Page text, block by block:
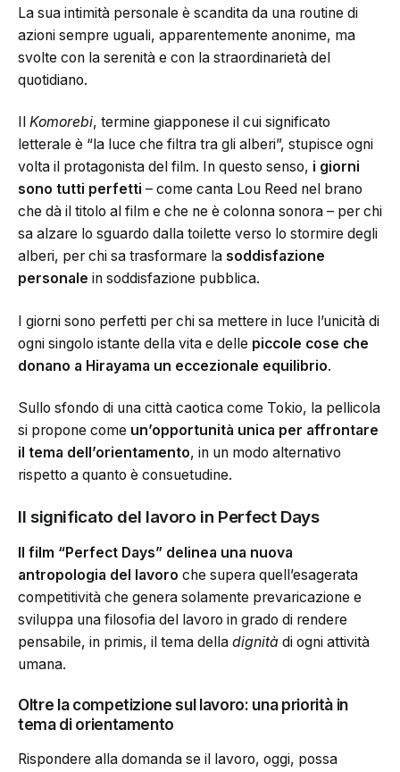
La sua intimità personale è scandita da una routine di
azioni sempre uguali, apparentemente anonime, ma
svolte con la serenità e con la straordinarietà del
quotidiano.
Komorebi, termine giapponese il cui significato
letterale è “la luce che filtra tra gli alberi”, stupisce ogni
volta il protagonista del film. In questo senso, i giorni
sono tutti perfetti – come canta Lou Reed nel brano
che dà il titolo al film e che ne è colonna sonora – per chi
sa alzare lo sguardo dalla toilette verso lo stormire degli
alberi, per chi sa trasformare la soddisfazione
personale in soddisfazione pubblica.
I giorni sono perfetti per chi sa mettere in luce l’unicità di
ogni singolo istante della vita e delle piccole cose che
donano a Hirayama un eccezionale equilibrio.
Sullo sfondo di una città caotica come Tokio, la pellicola
si propone come un’opportunità unica per affrontare
il tema dell’orientamento, in un modo alternativo
rispetto a quanto è consuetudine.
Il significato del lavoro in Perfect Days
Il film “Perfect Days” delinea una nuova
antropologia del lavoro che supera quell’esagerata
competitività che genera solamente prevaricazione e
sviluppa una filosofia del lavoro in grado di rendere
pensabile, in primis, il tema della dignità di ogni attività
umana.
Oltre la competizione sul lavoro: una priorità in
tema di orientamento
Rispondere alla domanda se il lavoro, oggi, possa